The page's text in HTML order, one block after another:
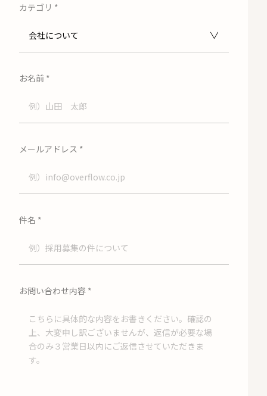
カテゴリ *
お名前 *
メールアドレス *
件名 *
お問い合わせ内容 *